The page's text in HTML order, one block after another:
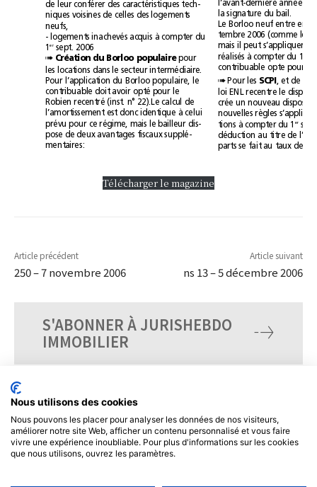
de leur conférer des caractéristiques tech-
niques voisines de celles des logements
neufs,
- logements inachevés acquis à compter du
1 er sept. 2006
➠ Création du Borloo populaire
pour
les locations dans le secteur intermédiaire.
Pour l’application du Borloo populaire, le
contribuable doit avoir opté pour le
Robien recentré (inst. n°22).Le calcul de
l’amortissement est donc identique à celui
prévu pour ce régime, mais le bailleur dis-
pose de deux avantages fiscaux supplé-
mentaires:
la signature du bail.
réalisés à compter du 1
➠ SCPI
tions à compter du 1 er
Télécharger le magazine
Article précédent
250 – 7 novembre 2006
Article suivant
ns 13 – 5 décembre 2006
S'ABONNER À JURISHEBDO
IMMOBILIER
Nous utilisons des cookies
Nous pouvons les placer pour analyser les données de nos visiteurs,
améliorer notre site Web, afficher un contenu personnalisé et vous faire
vivre une expérience inoubliable. Pour plus d'informations sur les cookies
que nous utilisons, ouvrez les paramètres.